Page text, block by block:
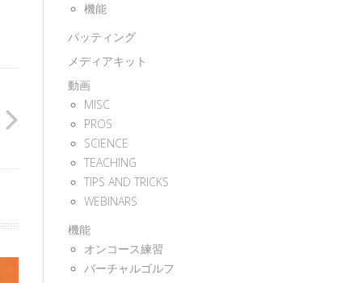
機能
パッティング
メディアキット
動画
MISC
PROS
SCIENCE
TEACHING
TIPS AND TRICKS
WEBINARS
機能
オンコース練習
バーチャルゴルフ